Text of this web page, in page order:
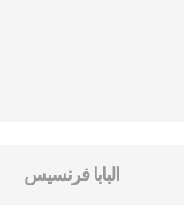
البابا فرنسيس